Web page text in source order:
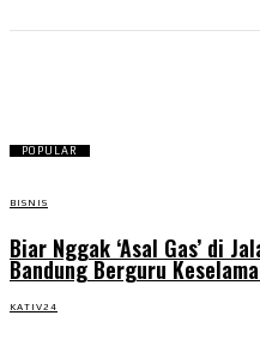
POPULAR
BISNIS
Biar Nggak ‘Asal Gas’ di
Bandung Berguru
KATIV24